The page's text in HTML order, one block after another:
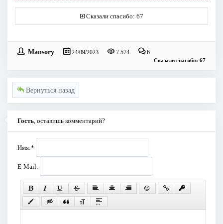
Сказали спасибо: 67
Mansory 24/09/2023 7 574 6
Сказали спасибо: 67
Вернуться назад
Гость , оставишь комментарий?
Имя:*
E-Mail: